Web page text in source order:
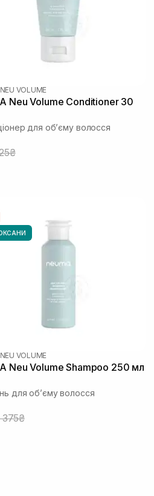
NEU VOLUME
Neu Volume Conditioner 30
для обʼєму волосся
NEU VOLUME
Neu Volume Shampoo 250 мл
для обʼєму волосся
375₴